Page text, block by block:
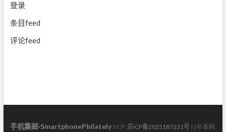
登录
条目feed
评论feed
手机集邮·SmartphonePhilately| ICP: 苏ICP备2025187231号 | | © 本网